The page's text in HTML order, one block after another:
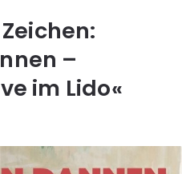
–
im Lido«